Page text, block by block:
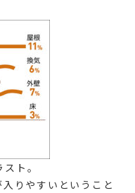
ト。
りやすいということ